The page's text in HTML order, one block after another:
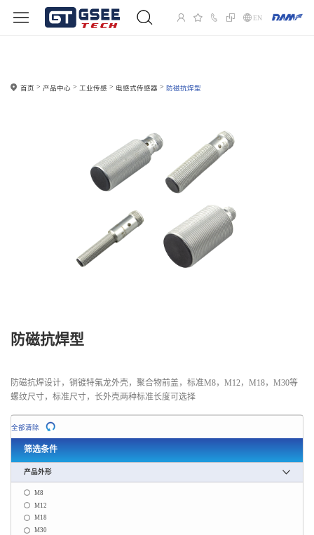
EN
首页 产品中心 工业传感 电感式传感器 防磁抗焊型
防磁抗焊型
防磁抗焊设计，铜镀特氟龙外壳，聚合物前盖，标准M8，M12，M18，M30等
螺纹尺寸，标准尺寸，长外壳两种标准长度可选择
全部清除
筛选条件
产品外形
M8
M12
M18
M30